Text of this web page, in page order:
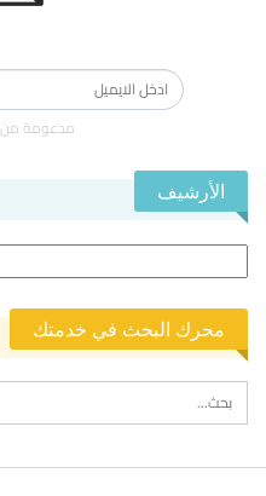
مدعومة من
الأرشيف
محرك البحث في خدمتك